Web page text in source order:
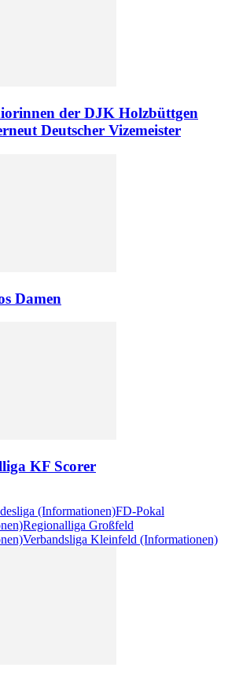
der DJK Holzbüttgen
Deutscher Vizemeister
Damen
KF Scorer
(Informationen)FD-Pokal
Regionalliga Großfeld
Verbandsliga Kleinfeld (Informationen)